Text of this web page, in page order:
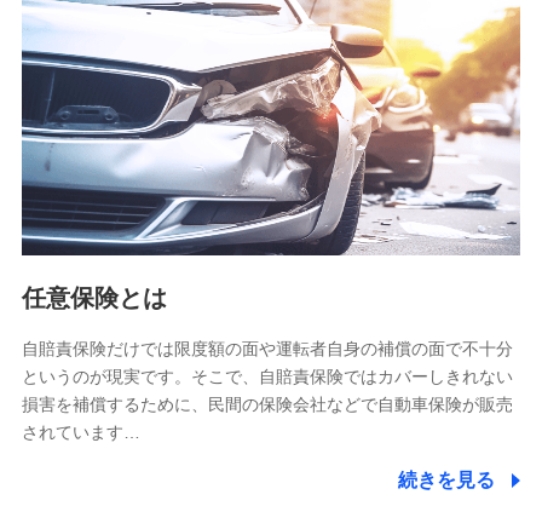
【共同して利用される利用データの項目】
当社又は株式会社NTTドコモがサービス提供等を通じて取得
した、以下の情報などの個人データ
基本情報
氏名、電話番号、メールアドレス、お客さまの識別子、
属性、連絡先、dポイントサービスのご利用に関する情
報。例として、dポイントカード番号、性別、年齢、家族
構成、住所、dポイント残高、dポイント利用履歴などが
含まれます。
当社又は株式会社NTTドコモが提供する各種サービスな
又は株式会社NTTドコモが提供する各種サービスのご契
約状態・ご利用履歴インターネット利用時の行動に関す
る情報、アプリケーション利用時の行動に関する情報、
購入されたサービスや商品の名称・購入場所・決済に関
する情報、アンケートの回答に関する情報などが含まれ
任意保険とは
自賠責保険だけでは限度額の面や運転者自身の補償の面で不十分
というのが現実です。そこで、自賠責保険ではカバーしきれない
損害を補償するために、民間の保険会社などで自動車保険が販売
されています…
続きを見る